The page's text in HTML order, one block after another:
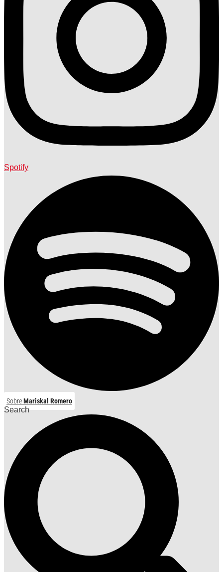
Spotify
SobreMariskal Romero
Search